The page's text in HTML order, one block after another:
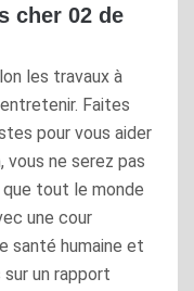
cher 02 de
les travaux à
Faites
pour vous aider
vous ne serez pas
tout le monde
une cour
santé humaine et
un rapport